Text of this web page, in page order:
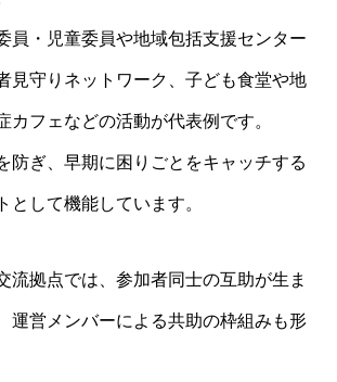
員・児童委員や地域包括支援センター
見守りネットワーク、子ども食堂や地
カフェなどの活動が代表例です。
防ぎ、早期に困りごとをキャッチする
として機能しています。
流拠点では、参加者同士の互助が生ま
運営メンバーによる共助の枠組みも形